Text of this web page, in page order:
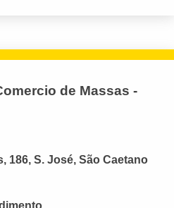
de Massas -
186, S. José, São Caetano